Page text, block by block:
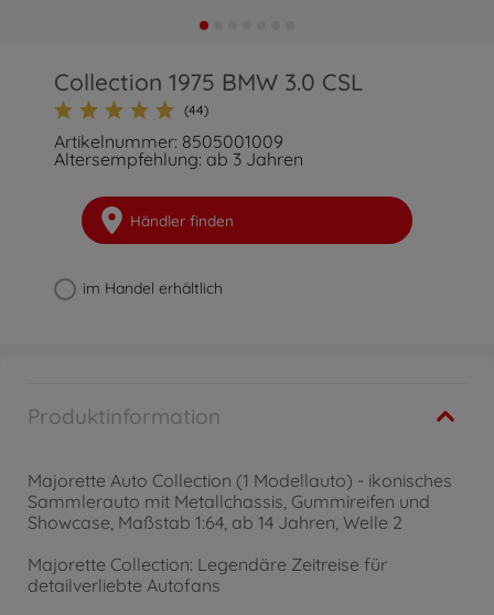
Collection 1975 BMW 3.0 CSL
(44)
Artikelnummer: 8505001009
Altersempfehlung: ab 3 Jahren
Händler finden
im Handel erhältlich
Produktinformation
Majorette Auto Collection (1 Modellauto) - ikonisches
Sammlerauto mit Metallchassis, Gummireifen und
Showcase, Maßstab 1:64, ab 14 Jahren, Welle 2
Majorette Collection: Legendäre Zeitreise für
detailverliebte Autofans